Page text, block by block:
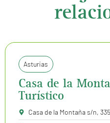
Asturias
Casa de la
Turístico
Casa de la Montaña s/n,